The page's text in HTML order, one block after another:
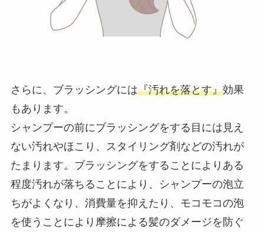
さらに、ブラッシングには『汚れを落とす』効果
もあります。
シャンプーの前にブラッシングをする目には見え
ない汚れやほこり、スタイリング剤などの汚れが
たまります。ブラッシングをすることによりある
程度汚れが落ちることにより、シャンプーの泡立
ちがよくなり、消費量を抑えたり、モコモコの泡
を使うことにより摩擦による髪のダメージを防ぐ